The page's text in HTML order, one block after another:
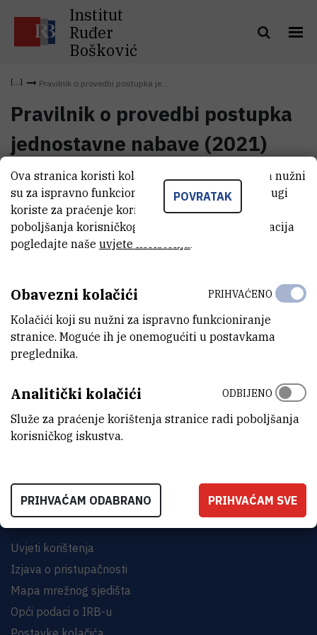
Institut
Ruđer
Bošković
Pravilnik o provedbi postupka je...
Pravilnik o provedbi postupka
jednostavne nabave (2021)
Pravilnik o provedbi postupka
jednostavne nabave (2021)
(3,6 MB)
INSTITUT RUĐER BOŠKOVIĆ
Bijenička cesta 54, 10000 Zagreb
KONTAKTIRAJTE NAS
Uvjeti korištenja
Izjava o pristupačnosti
Mapa mrežnog sjedišta
Opći podaci o IRB-u
POVRATAK
Ova stranica koristi kolačiće. Neki od tih kolačića nužni
su za ispravno funkcioniranje stranice, dok se drugi
koriste za praćenje korištenja stranice radi
poboljšanja korisničkog iskustva. Za više informacija
pogledajte naše uvjete korištenja.
Obavezni kolačići
Kolačići koji su nužni za ispravno funkcioniranje
stranice. Moguće ih je onemogućiti u postavkama
preglednika.
PRIHVAĆENO
Analitički kolačići
Služe za praćenje korištenja stranice radi poboljšanja
korisničkog iskustva.
ODBIJENO
PRIHVAĆAM ODABRANO PRIHVAĆAM SVE